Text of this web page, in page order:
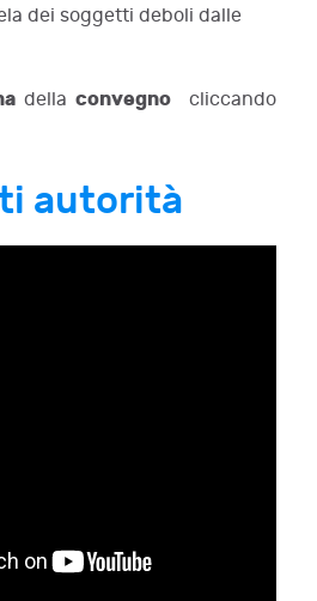
dei soggetti deboli dalle
della convegno cliccando
autorità